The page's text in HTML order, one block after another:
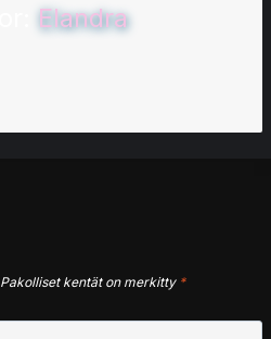
Elandra
Pakolliset kentät on merkitty *